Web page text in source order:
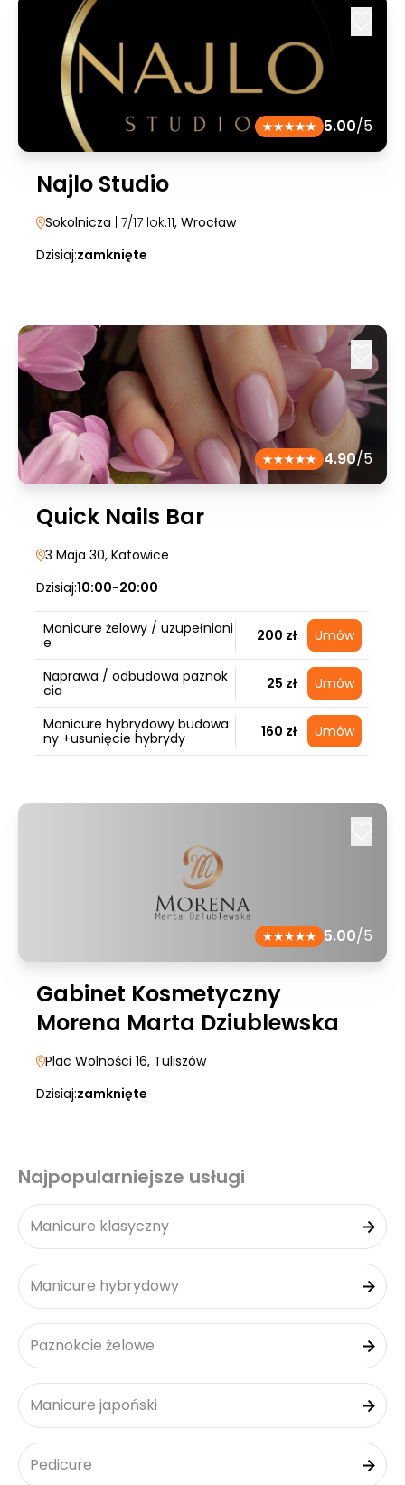
5.00/5
Najlo Studio
Sokolnicza | 7/17 lok.11, Wrocław
Dzisiaj:zamknięte
4.90/5
Quick Nails Bar
3 Maja 30, Katowice
Dzisiaj:10:00-20:00
Manicure żelowy / uzupełniani
e
200 zł Umów
Naprawa / odbudowa paznok
cia
25 zł Umów
Manicure hybrydowy budowa
ny +usunięcie hybrydy
160 zł Umów
5.00/5
Gabinet Kosmetyczny
Morena Marta Dziublewska
Plac Wolności 16, Tuliszów
Dzisiaj:zamknięte
Najpopularniejsze usługi
Manicure klasyczny
Manicure hybrydowy
Paznokcie żelowe
Manicure japoński
Pedicure